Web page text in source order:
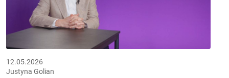
12.05.2026
Justyna Golian